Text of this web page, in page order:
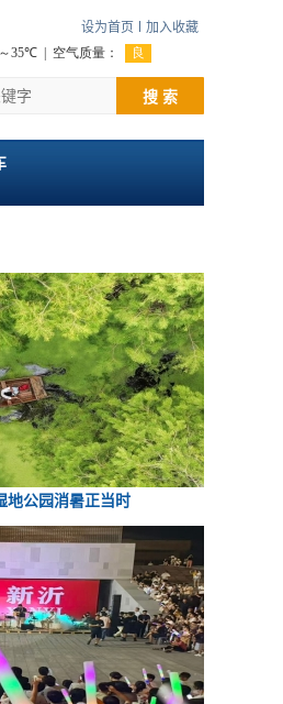
设为首页 加入收藏
服电话：025-86163400 18061633398
搜 索
地公园消暑正当时